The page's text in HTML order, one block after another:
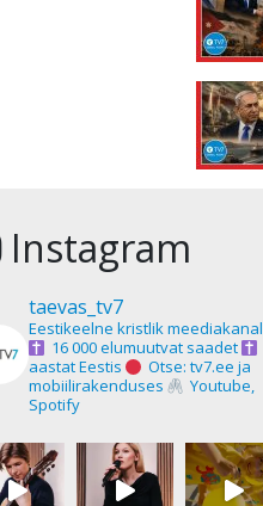
Instagram
taevas_tv7
Eestikeelne kristlik meediakanal
16 000 elumuutvat saadet
aastat Eestis
Otse: tv7.ee ja
mobiilirakenduses
Youtube,
Spotify